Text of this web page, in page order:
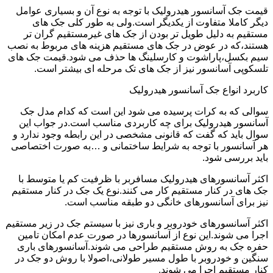
قیمت جک آسانسور هیدرولیک با توجه به نوع آن و بسیاری عوامل
دیگر کاملا متفاوت از یکدیگر است.ولی به طور کلی جک های
مستقیم به دلیل طویل تر بودن از جک های غیرمستقیم گران تر
هستند،که در عوض در جک های مستقیم هزینه های مربوط به نصب
سیم بکسل،پاراشوت و کارسلینگ ها حذف می شود.قیمت جک های
تلسکوپی آسانسور نیز از جک های تک مرحله ای بیشتر است.
کاربرد انواع جک آسانسور هیدرولیک
سوالی که به کرات پرسیده می شود این است که کدام مدل جک
آسانسور هیدرولیک برای چه کاربردی مناسب است.در جواب این
سوال باید که گفت که قانونی مشخصی در این رابطه وجود ندارد و
هر آسانسور با توجه به شرایط ساختمانی و …به صورت اختصاصی
باید بررسی شود.
اکثر آسانسورهای هیدرولیک مسافربر با ظرفیت کم یا متوسط با
جک های در کنار مستقیم کار می کنند.نوع یک جک در کنار مستقیم
نیز برای آسانسورهای خانگی دو طبقه مناسب است.
اکثر آسانسورهای خودروبر و باری نیز با سیستم جک در زیر مستقیم
اجرا می شوند.این نوع از آسانسورها در صورت عدم امکان تامین
حفره جک به روش مستقیم طراحی می شوند.آسانسورهای باری
سنگین و خودروبر با طول مسیر طولانی،اصولا با روش دو جک در
کنار مستقیم اجرا می شوند.